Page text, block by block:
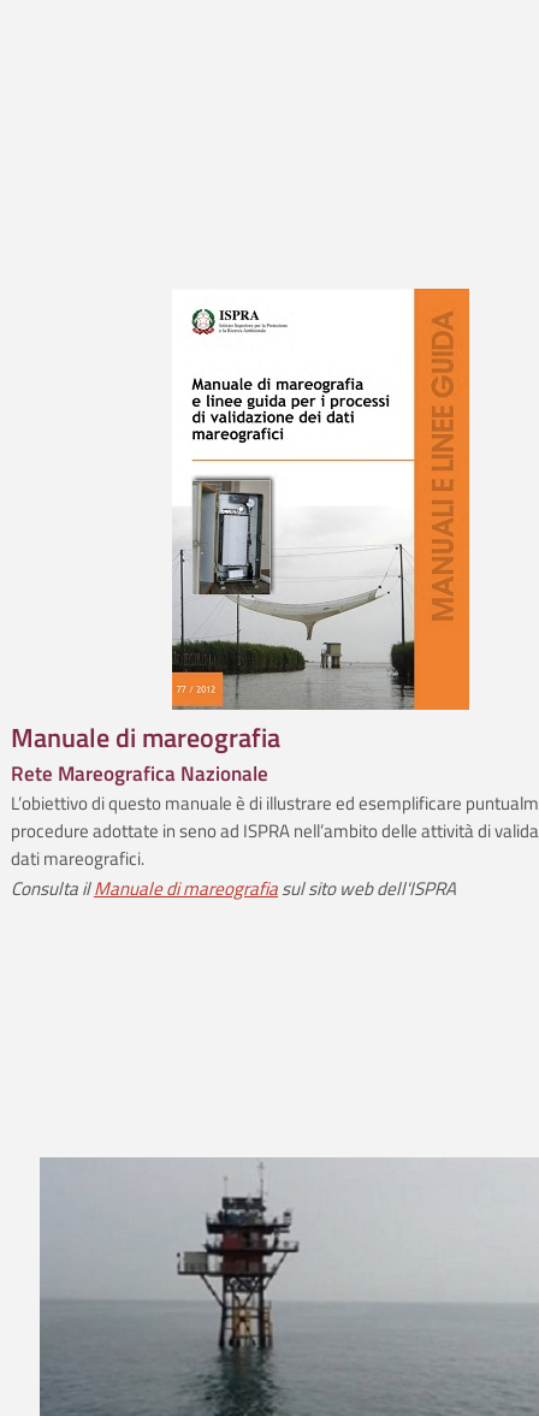
Manuale di mareografia
Rete Mareografica Nazionale
L’obiettivo di questo manuale è di illustrare ed esemplificare
procedure adottate in seno ad ISPRA nell’ambito delle attività di
dati mareografici.
Consulta ilManuale di mareografiasul sito web dell'ISPRA